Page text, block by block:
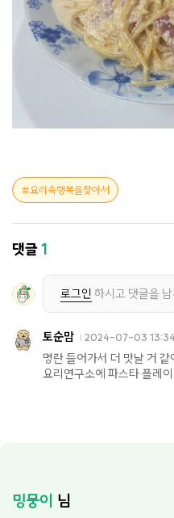
요리속행복을찾아서
댓글1
로그인 하시고 댓글을
토순맘 2024-07-03
명란 들어가서 더 맛날 거
요리연구소에 파스타 플레
밍뭉이 님